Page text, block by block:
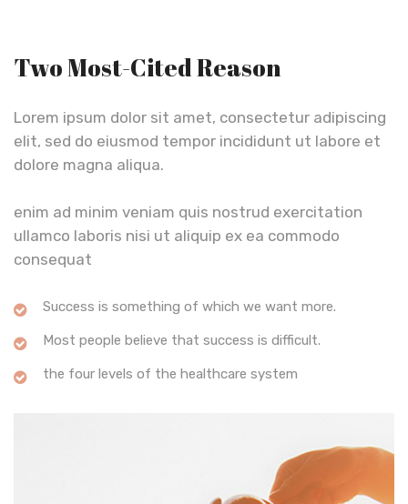
Two Most-Cited Reason
Lorem ipsum dolor sit amet, consectetur adipiscing
elit, sed do eiusmod tempor incididunt ut labore et
dolore magna aliqua.
enim ad minim veniam quis nostrud exercitation
ullamco laboris nisi ut aliquip ex ea commodo
consequat
Success is something of which we want more.
Most people believe that success is difficult.
the four levels of the healthcare system